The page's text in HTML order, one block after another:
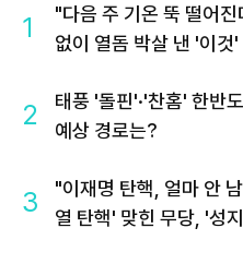
1
"다음 주 기온 뚝 떨어
없이 열돔 박살 낸 '이것'
2
태풍 '돌핀'·'찬홈' 한반
예상 경로는?
3
"이재명 탄핵, 얼마 안
열 탄핵' 맞힌 무당, '성